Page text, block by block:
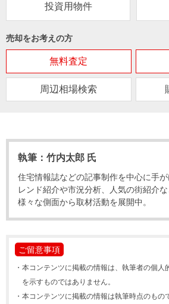
投資用物件
売却をお考えの方
無料査定
周辺相場検索
執筆：竹内太郎 氏
住宅情報誌などの記事制作を中心に手
レンド紹介や市況分析、人気の街紹介
様々な側面から取材活動を展開中。
ご留意事項
・ 本コンテンツに掲載の情報は、執筆者の個人
を示すものではありません。
・ 本コンテンツに掲載の情報は執筆時点のもの